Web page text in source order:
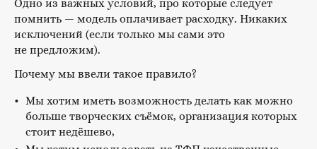
Одно из важных условий, про которые следует
помнить — модель оплачивает расходку. Никаких
исключений (если только мы сами это
не предложим).
Почему мы ввели такое правило?
Мы хотим иметь возможность делать как можно
больше творческих съёмок, организация которых
стоит недёшево,